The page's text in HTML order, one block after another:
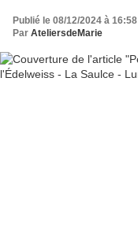
Publié le 08/12/2024 à 16:58
Par AteliersdeMarie